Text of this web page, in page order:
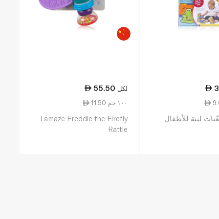
لينة للأطفال
55.50 لكل
11.50 ١٠٠ جم
Lamaze Freddie the Firefly
Rattle